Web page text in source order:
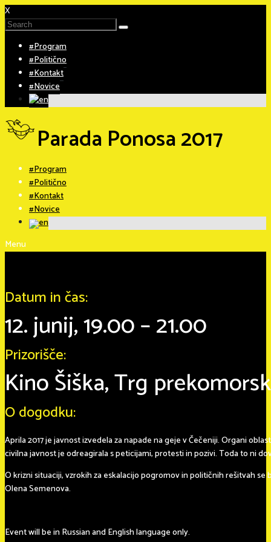
X
#Program
#Politično
#Kontakt
#Novice
Parada Ponosa 2017
#Program
#Politično
#Kontakt
#Novice
Menu
Datum in čas:
12. junij, 19.00 – 21.00
Prizorišče:
Kino Šiška, Trg
O dogodku:
Aprila 2017 je javnost izvedela za napade na geje v Čečeniji. Organi
civilna javnost je odreagirala s peticijami, protesti in pozivi. Toda to ni
O krizni situaciji, vzrokih za eskalacijo pogromov in političnih rešitvah
Olena Semenova.
Event will be in Russian and English language only.